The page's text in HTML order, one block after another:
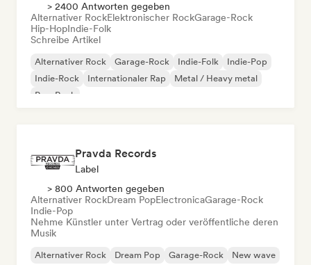
> 2400 Antworten gegeben
Alternativer RockElektronischer RockGarage-Rock
Hip-HopIndie-Folk
Schreibe Artikel
Alternativer Rock Garage-Rock Indie-Folk
Indie-Pop
Indie-Rock
Internationaler Rap
Metal / Heavy metal
Pop-Rock
Pravda Records
Label
> 800 Antworten gegeben
Alternativer RockDream PopElectronicaGarage-Rock
Indie-Pop
Nehme Künstler unter Vertrag oder veröffentliche deren
Musik
Alternativer Rock Dream Pop Garage-Rock
New wave